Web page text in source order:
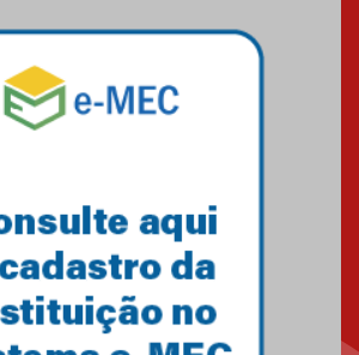
Mackenzie mobiliza campanha
solidária para apoiar famílias em
Minas Gerais
Primeiro culto do ano ressalta o
27.02.2026